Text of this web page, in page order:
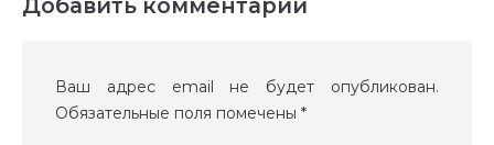
Ваш адрес email не будет опубликован.
Обязательные поля помечены *